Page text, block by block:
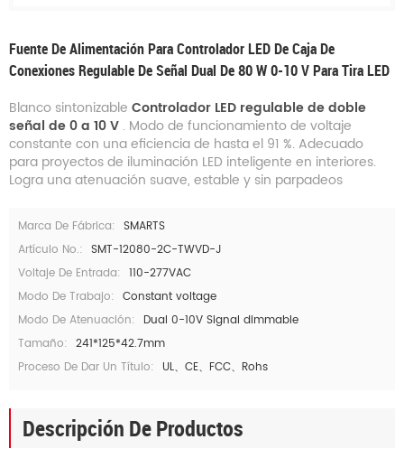
Fuente De Alimentación Para Controlador LED De Caja De
Conexiones Regulable De Señal Dual De 80 W 0-10 V Para Tira LED
Blanco sintonizable Controlador LED regulable de doble
señal de 0 a 10 V . Modo de funcionamiento de voltaje
constante con una eficiencia de hasta el 91 %. Adecuado
para proyectos de iluminación LED inteligente en interiores.
Logra una atenuación suave, estable y sin parpadeos
Marca De Fábrica: SMARTS
Artículo No.: SMT-12080-2C-TWVD-J
Voltaje De Entrada: 110-277VAC
Modo De Trabajo: Constant voltage
Modo De Atenuación:
Dual 0-10V Signal dimmable
Tamaño: 241*125*42.7mm
Proceso De Dar Un Título:
UL、CE、FCC、Rohs
Descripción De Productos